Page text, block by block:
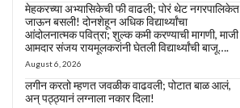
मेहकरच्या अभ्यासिकेची फी वाढली; पोरं थेट नगरपालिकेत
जाऊन बसली! दोनशेहून अधिक विद्यार्थ्यांचा
आंदोलनात्मक पवित्रा; शुल्क कमी करण्याची मागणी, माजी
आमदार संजय रायमूलकरांनी घेतली विद्यार्थ्यांची बाजू….
August 6, 2026
लगीन करतो म्हणत जवळीक वाढवली; पोटात बाळ आलं,
अन् पठ्ठ्यानं लग्नाला नकार दिला!